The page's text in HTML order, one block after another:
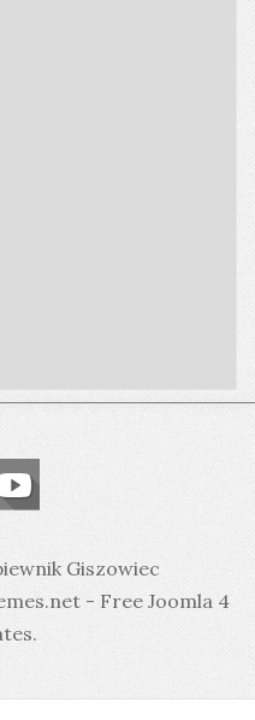
Giszowiec
- Free Joomla 4
.